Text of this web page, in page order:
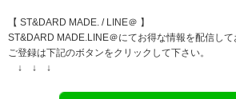
【 ST&DARD MADE. / LINE＠ 】
ST&DARD MADE.LINE＠にてお得な情報を配信して
ご登録は下記のボタンをクリックして下さい。
↓ ↓ ↓